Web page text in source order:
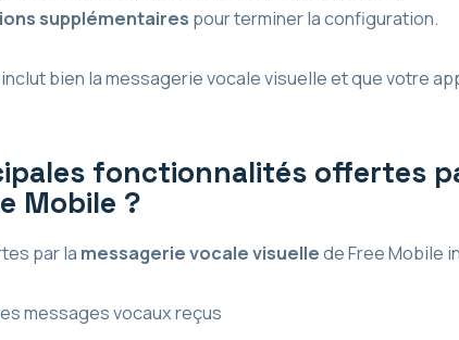
supplémentaires pour terminer la configuration.
bien la messagerie vocale visuelle et que votre
fonctionnalités offertes
Mobile ?
par la messagerie vocale visuellede Free Mobile
messages vocaux reçus